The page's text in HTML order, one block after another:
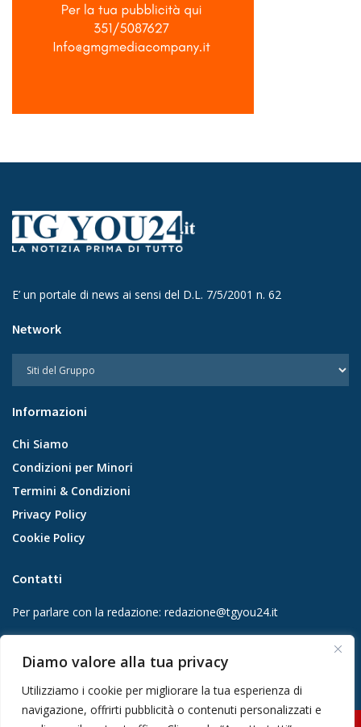
Diamo valore alla tua privacy
Utilizziamo i cookie per migliorare la tua esperienza di
navigazione, offrirti pubblicità o contenuti personalizzati e
E’ un portale di news ai sensi del D.L. 7/5/2001 n. 62
Network
Informazioni
Chi Siamo
Condizioni per Minori
Termini & Condizioni
Privacy Policy
Cookie Policy
Contatti
Per parlare con la redazione: redazione@tgyou24.it